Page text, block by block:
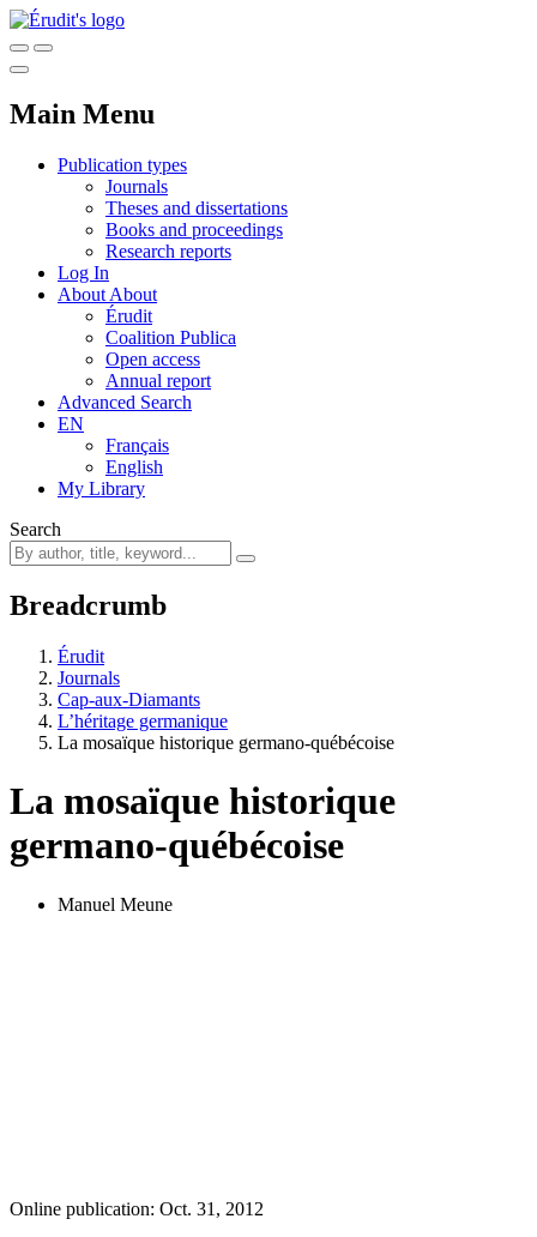
Main Menu
Publication types
Journals
Theses and dissertations
Books and proceedings
Research reports
Log In
About About
Érudit
Coalition Publica
Open access
Annual report
Advanced Search
EN
Français
English
My Library
Search
Breadcrumb
Érudit
Journals
Cap-aux-Diamants
L’héritage germanique
La mosaïque historique germano-québécoise
La mosaïque historique
germano-québécoise
Manuel Meune
Online publication: Oct. 31, 2012